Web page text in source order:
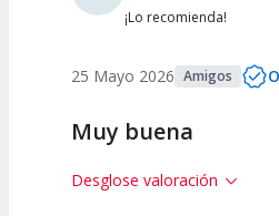
¡Lo recomienda!
25 Mayo 2026 Amigos
Muy buena
Desglose valoración